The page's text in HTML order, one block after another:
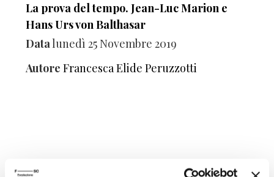
La prova del tempo. Jean-Luc Marion e
Hans Urs von Balthasar
Datalunedì 25 Novembre 2019
Autore Francesca Elide Peruzzotti